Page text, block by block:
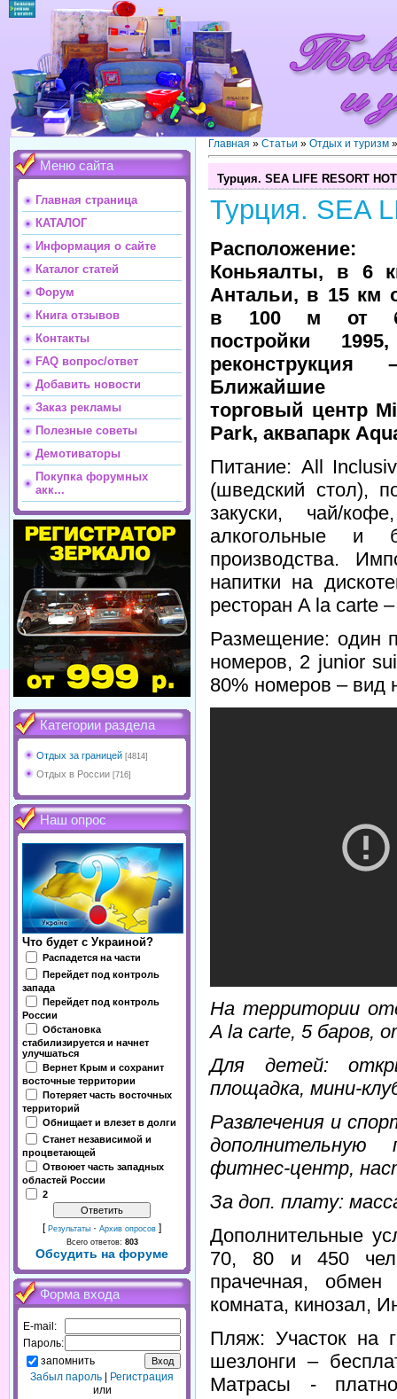
Меню сайта
Главная страница
КАТАЛОГ
Информация о сайте
Каталог статей
Форум
Книга отзывов
Контакты
FAQ вопрос/ответ
Добавить новости
Заказ рекламы
Полезные советы
Демотиваторы
Покупка форумных
акк...
Категории раздела
Отдых за границей [4814]
Отдых в России [716]
Наш опрос
Что будет с Украиной?
Распадется на части
Перейдет под контроль
запада
Перейдет под контроль
России
Обстановка
стабилизируется и начнет
улучшаться
Вернет Крым и сохранит
восточные территории
Потеряет часть восточных
территорий
Обнищает и влезет в долги
Станет независимой и
процветающей
Отвоюет часть западных
областей России
2
[ Результаты · Архив опросов ]
Всего ответов: 803
Обсудить на форуме
Форма входа
E-mail:
Пароль:
запомнить
Забыл пароль
Регистрация
или
Главная » Статьи » Отдых и туризм
Турция. SEA LIFE RESORT
Турция. SEA
Коньяалты, в 6
Антальи, в 15 км
в 100 м от
постройки
Ближайшие
торговый центр
Park, аквапарк
Питание: All
(шведский стол),
закуски, чай/
алкогольные и
производства.
напитки на
ресторан A la carte
Размещение: один
номеров, 2 junior
80% номеров – вид
На территории
A la carte, 5 баров,
Для детей:
площадка, мини-
Развлечения и
фитнес-центр,
За доп. плату:
Дополнительные
70, 80 и 450
прачечная,
комната, кинозал,
Пляж: Участок на
шезлонги –
Матрасы -